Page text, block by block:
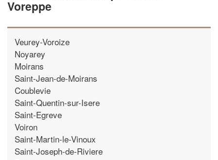
Voreppe
Veurey-Voroize
Noyarey
Moirans
Saint-Jean-de-Moirans
Coublevie
Saint-Quentin-sur-Isere
Saint-Egreve
Voiron
Saint-Martin-le-Vinoux
Saint-Joseph-de-Riviere